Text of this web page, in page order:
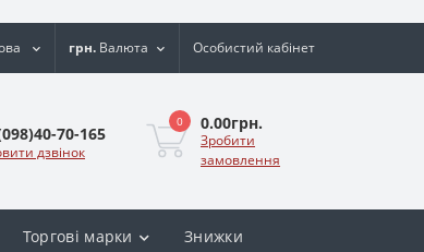
грн. Валюта Особистий кабінет
70-165
дзвінок
0 0.00грн.
Зробити
замовлення
Торгові марки Знижки